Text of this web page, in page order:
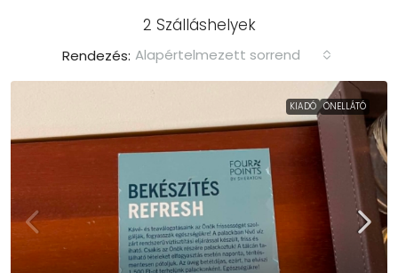
2 Szálláshelyek
Rendezés: Alapértelmezett sorrend
KIADÓ ÖNELLÁTÓ